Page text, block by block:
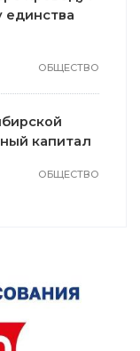
единства
ОБЩЕСТВО
капитал
ОБЩЕСТВО